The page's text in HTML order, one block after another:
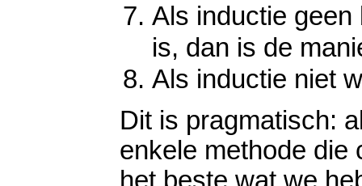
Als inductie
is, dan is de
Als inductie niet
Dit is pragmatisch:
enkele methode die